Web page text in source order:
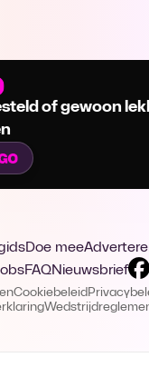
of gewoon
Doe mee
FAQNieuwsbrief
Cookiebeleid